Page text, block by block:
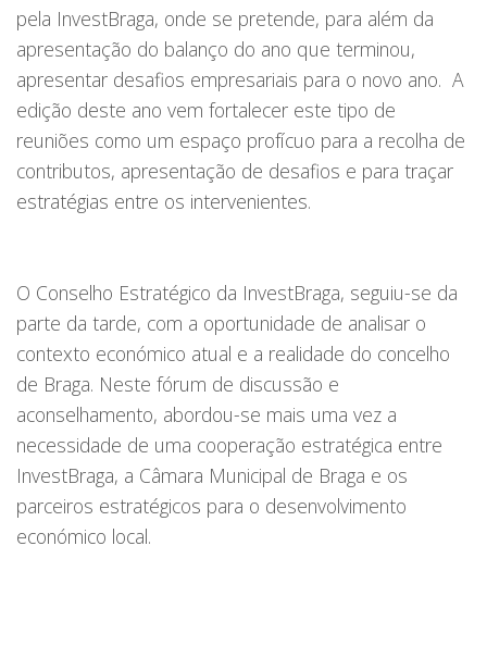
pela InvestBraga, onde se pretende, para além da
apresentação do balanço do ano que terminou,
apresentar desafios empresariais para o novo ano. A
edição deste ano vem fortalecer este tipo de
reuniões como um espaço profícuo para a recolha de
contributos, apresentação de desafios e para traçar
estratégias entre os intervenientes.
O Conselho Estratégico da InvestBraga, seguiu-se da
parte da tarde, com a oportunidade de analisar o
contexto económico atual e a realidade do concelho
de Braga. Neste fórum de discussão e
aconselhamento, abordou-se mais uma vez a
necessidade de uma cooperação estratégica entre
InvestBraga, a Câmara Municipal de Braga e os
parceiros estratégicos para o desenvolvimento
económico local.